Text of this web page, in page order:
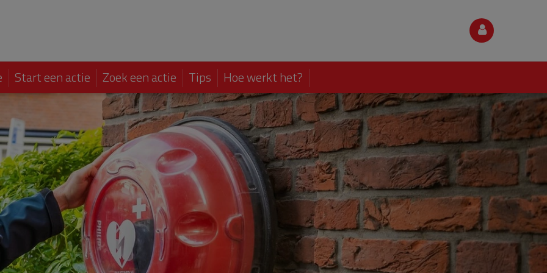
Start een actie Zoek een actie Tips Hoe werkt het?